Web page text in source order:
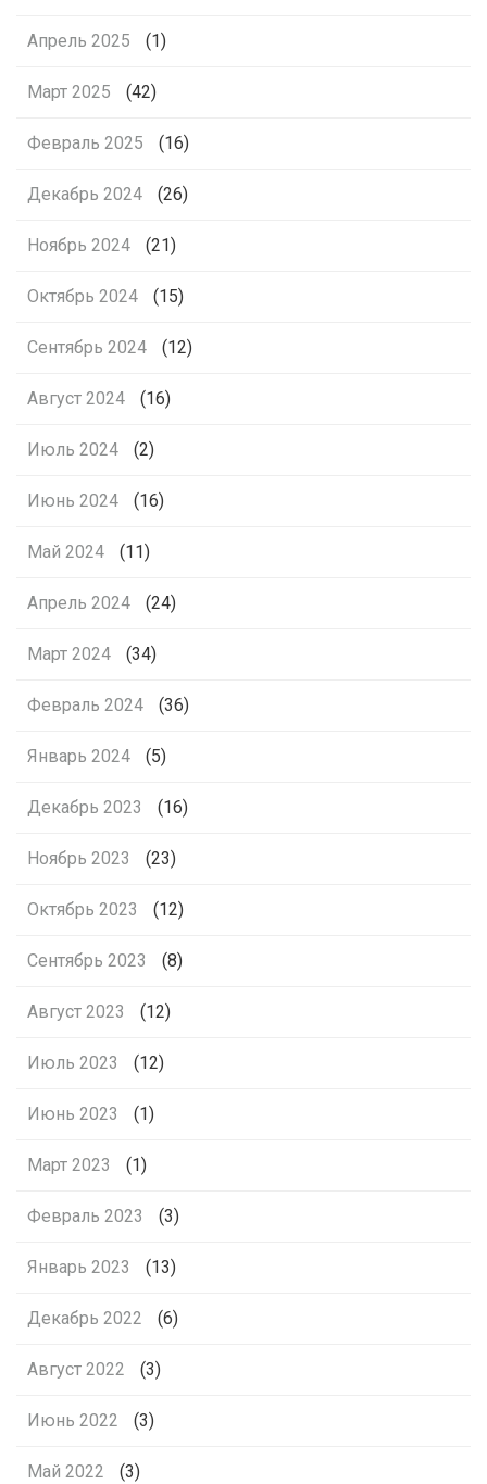
Апрель 2025 (1)
Март 2025 (42)
Февраль 2025 (16)
Декабрь 2024 (26)
Ноябрь 2024 (21)
Октябрь 2024 (15)
Сентябрь 2024 (12)
Август 2024 (16)
Июль 2024 (2)
Июнь 2024 (16)
Май 2024 (11)
Апрель 2024 (24)
Март 2024 (34)
Февраль 2024 (36)
Январь 2024 (5)
Декабрь 2023 (16)
Ноябрь 2023 (23)
Октябрь 2023 (12)
Сентябрь 2023 (8)
Август 2023 (12)
Июль 2023 (12)
Июнь 2023 (1)
Март 2023 (1)
Февраль 2023 (3)
Январь 2023 (13)
Декабрь 2022 (6)
Август 2022 (3)
Июнь 2022 (3)
Май 2022 (3)